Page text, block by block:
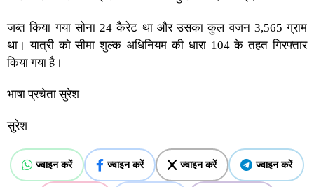
जब्त किया गया सोना 24 कैरेट था और उसका कुल वजन 3,565 ग्राम
था। यात्री को सीमा शुल्क अधिनियम की धारा 104 के तहत गिरफ्तार
किया गया है।
भाषा प्रचेता सुरेश
सुरेश
ज्वाइन करें ज्वाइन करें ज्वाइन करें ज्वाइन करें